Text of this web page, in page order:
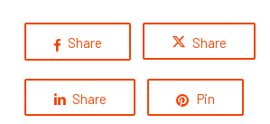
Share Share
Share Pin